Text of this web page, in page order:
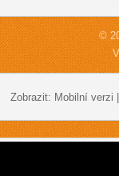
©
Zobrazit: Mobilní verzi